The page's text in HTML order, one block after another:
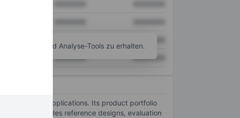
XXXXXXX XXXXXXX
Diagramm- und Analyse-Tools zu erhalten.
electronics applications. Its product portfolio
also provides reference designs, evaluation